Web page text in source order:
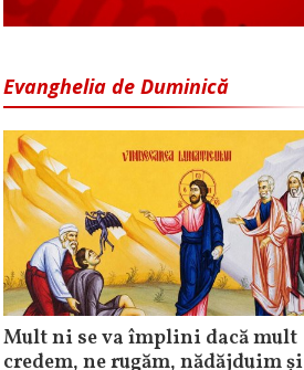
Evanghelia de Duminică
Mult ni se va împlini dacă mult
credem, ne rugăm, nădăjduim și